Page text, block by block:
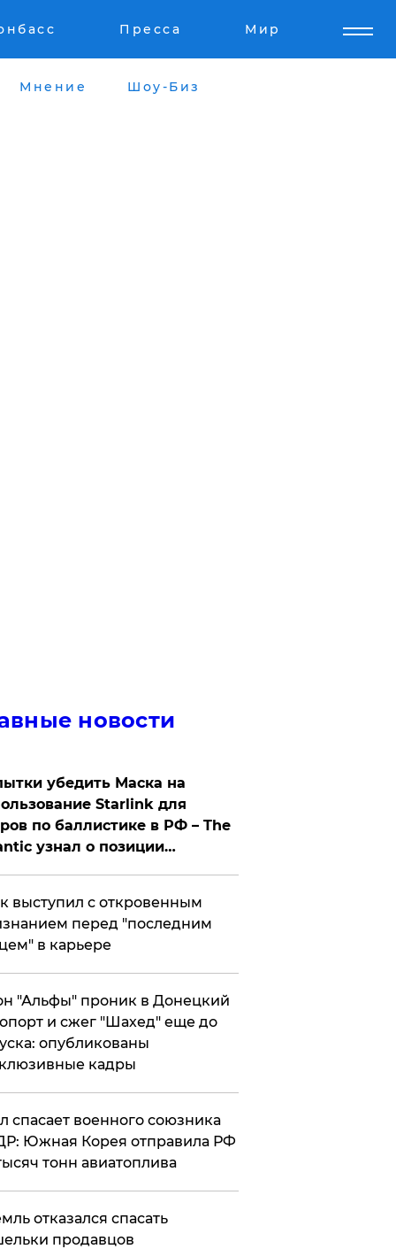
Пресса Мир
Мнение Шоу-Биз
новости
убедить Маска на
Starlink для
по баллистике в РФ – The
узнал о позиции
выступил с откровенным
перед "последним
в карьере
"Альфы" проник в Донецкий
и сжег "Шахед" еще до
опубликованы
кадры
спасает военного союзника
Южная Корея отправила РФ
тонн авиатоплива
отказался спасать
продавцов